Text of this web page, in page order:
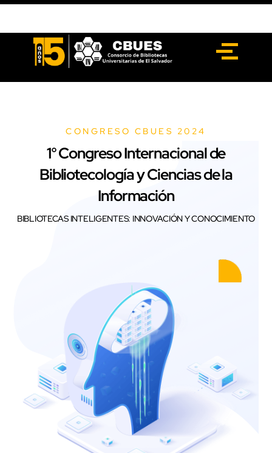
CONGRESO CBUES 2024
1° Congreso Internacional de
Bibliotecología y Ciencias de la
Información
BIBLIOTECAS INTELIGENTES: INNOVACIÓN Y CONOCIMIENTO